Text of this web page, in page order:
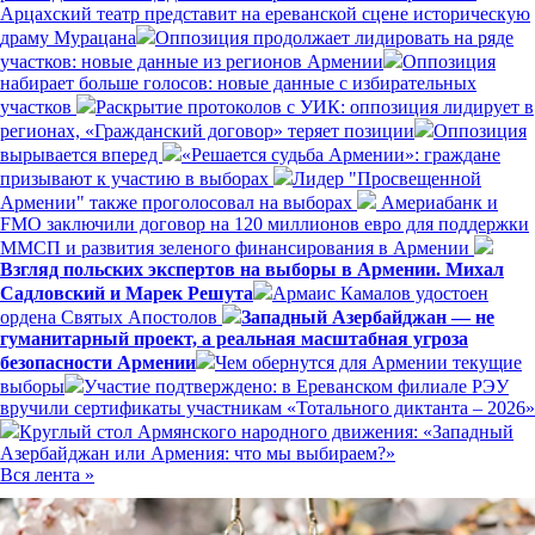
Арцахский театр представит на ереванской сцене историческую
драму Мурацана
Оппозиция продолжает лидировать на ряде
участков: новые данные из регионов Армении
Оппозиция
набирает больше голосов: новые данные с избирательных
участков
Раскрытие протоколов с УИК: оппозиция лидирует в
регионах, «Гражданский договор» теряет позиции
Оппозиция
вырывается вперед
«Решается судьба Армении»: граждане
призывают к участию в выборах
Лидер "Просвещенной
Армении" также проголосовал на выборах
Америабанк и
FMO заключили договор на 120 миллионов евро для поддержки
ММСП и развития зеленого финансирования в Армении
Взгляд польских экспертов на выборы в Армении. Михал
Садловский и Марек Решута
Армаис Камалов удостоен
ордена Святых Апостолов
Западный Азербайджан — не
гуманитарный проект, а реальная масштабная угроза
безопасности Армении
Чем обернутся для Армении текущие
выборы
Участие подтверждено: в Ереванском филиале РЭУ
вручили сертификаты участникам «Тотального диктанта – 2026»
Круглый стол Армянского народного движения: «Западный
Азербайджан или Армения: что мы выбираем?»
Вся лента »